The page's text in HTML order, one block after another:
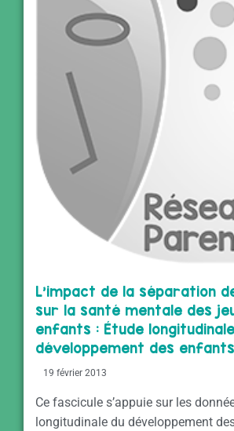
L’impact de la séparation
sur la santé mentale des
enfants : Étude
développement des
19 février 2013
Ce fascicule s’appuie sur les
longitudinale du développement